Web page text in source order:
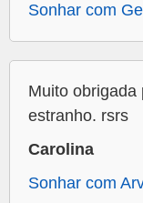
Sonhar com
Muito obrigada
estranho. rsrs
Carolina
Sonhar com